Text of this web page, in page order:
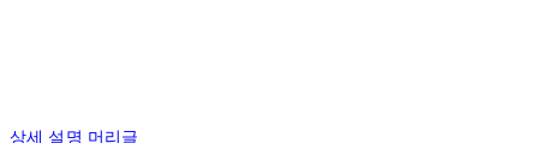
상세 설명 머리글